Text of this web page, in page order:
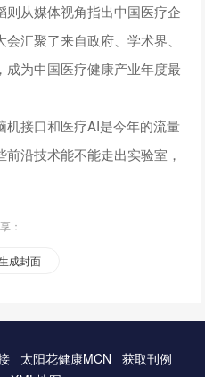
从媒体视角指出中国医疗企
汇聚了来自政府、学术界、
为中国医疗健康产业年度最
机接口和医疗AI是今年的流量
沿技术能不能走出实验室，
：
成封面
太阳花健康MCN
获取刊例